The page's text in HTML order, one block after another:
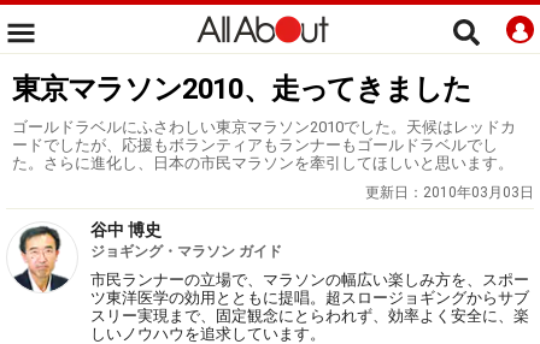
東京マラソン2010、走ってきました
ゴールドラベルにふさわしい東京マラソン2010でした。天候はレッドカ
ードでしたが、応援もボランティアもランナーもゴールドラベルでし
た。さらに進化し、日本の市民マラソンを牽引してほしいと思います。
更新日： 2010年03月03日
谷中 博史
ジョギング・マラソン ガイド
市民ランナーの立場で、マラソンの幅広い楽しみ方を、スポー
ツ東洋医学の効用とともに提唱。超スロージョギングからサブ
スリー実現まで、固定観念にとらわれず、効率よく安全に、楽
しいノウハウを追求しています。